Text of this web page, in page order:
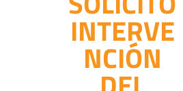
INTERVE
NCIÓN